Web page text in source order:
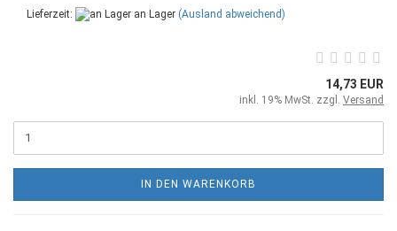
Lieferzeit: an Lager (Ausland abweichend)
14,73 EUR
inkl. 19% MwSt. zzgl. Versand
IN DEN WARENKORB